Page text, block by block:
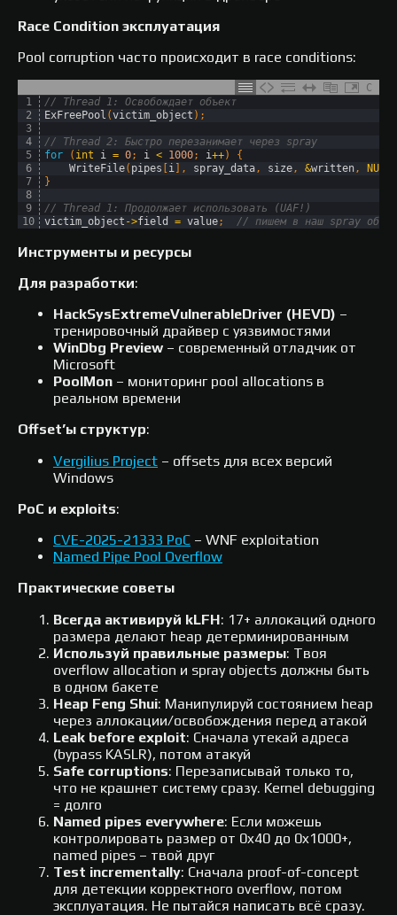
Race Condition эксплуатация
Pool corruption часто происходит в race conditions:
C
1
2
3
4
5
6
7
8
9
10
// Thread 1: Освобождает объект
ExFreePool (victim_object ) ;
// Thread 2: Быстро перезанимает через spray
for
( int i = 0; i < 1000; i++)
{
WriteFile( pipes i , spray_data, size, &written, NULL
}
// Thread 1: Продолжает использовать (UAF!)
victim_object ->field = value; // пишем в наш spray
Инструменты и ресурсы
Для разработки:
HackSysExtremeVulnerableDriver (HEVD) –
тренировочный драйвер с уязвимостями​
WinDbg Preview – современный отладчик от
Microsoft
PoolMon – мониторинг pool allocations в
реальном времени
Offset’ы структур:
Vergilius Project – offsets для всех версий
Windows​
PoC и exploits:
CVE-2025-21333 PoC – WNF exploitation​
Named Pipe Pool Overflow
Практические советы
Всегда активируй kLFH: 17+ аллокаций одного
размера делают heap детерминированным
Используй правильные размеры: Твоя
overflow allocation и spray objects должны быть
в одном бакете
Heap Feng Shui: Манипулируй состоянием heap
через аллокации/освобождения перед атакой
Leak before exploit: Сначала утекай адреса
(bypass KASLR), потом атакуй
Safe corruptions: Перезаписывай только то,
что не крашнет систему сразу. Kernel debugging
= долго
Named pipes everywhere: Если можешь
контролировать размер от 0x40 до 0x1000+,
named pipes – твой друг​
Test incrementally: Сначала proof-of-concept
для детекции корректного overflow, потом
эксплуатация. Не пытайся написать всё сразу.